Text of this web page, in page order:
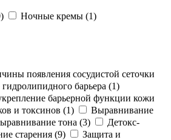
) Ночные кремы (1)
появления сосудистой сеточки
барьера (1)
барьерной функции кожи
и токсинов (1)
Выравнивание
тона (3)
Детокс-
старения (9)
Защита и